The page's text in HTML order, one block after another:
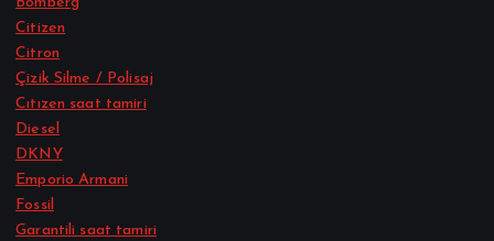
Citizen
Citron
Çizik Silme / Polisaj
Cıtızen saat tamiri
Diesel
DKNY
Emporio Armani
Fossil
Garantili saat tamiri